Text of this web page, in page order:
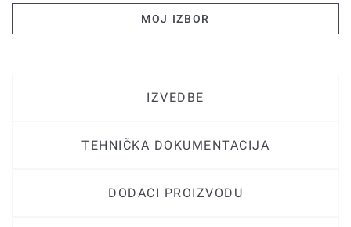
MOJ IZBOR
IZVEDBE
TEHNIČKA DOKUMENTACIJA
DODACI PROIZVODU